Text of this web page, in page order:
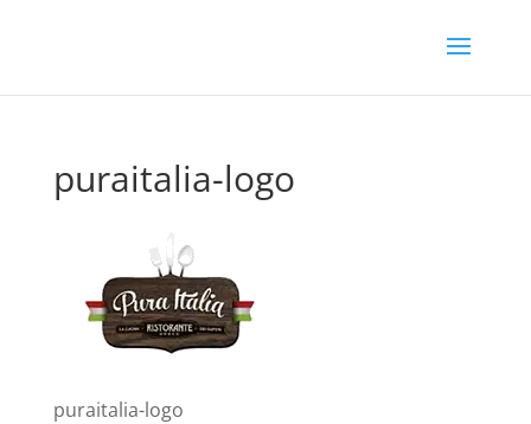
puraitalia-logo
puraitalia-logo